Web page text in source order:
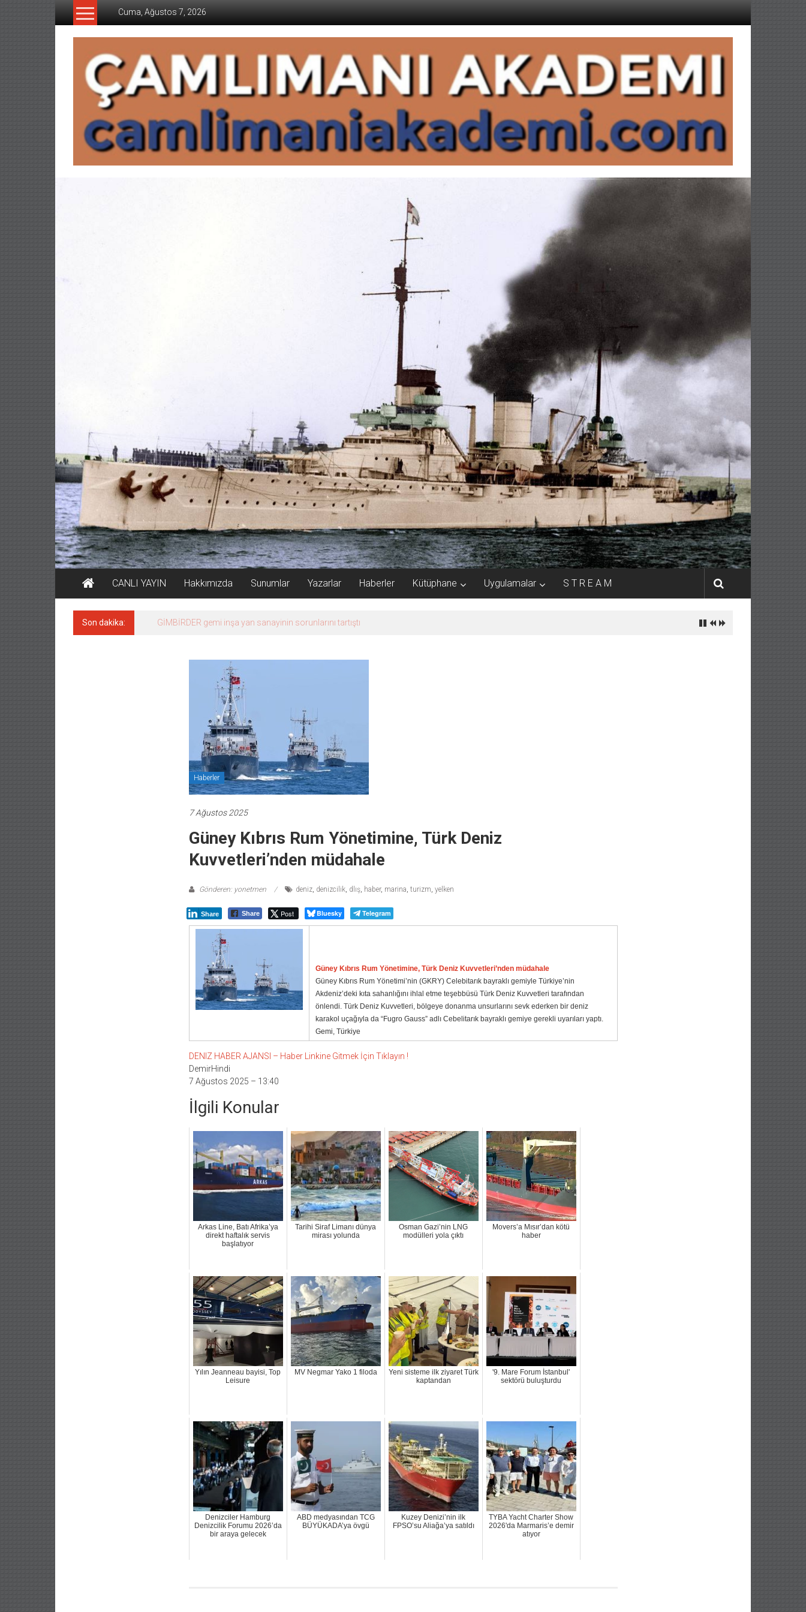
İçeriğe
Cuma, Ağustos 7, 2026
CAMLIMANI
AKADEMI
CANLI YAYIN Hakkımızda Sunumlar Yazarlar Haberler Kütüphane Uygulamalar S T R E A M
Son dakika: 35 milyon TL’lik tekne projesinde karar çıktı
Haberler
7 Ağustos 2025
Güney Kıbrıs Rum Yönetimine, Türk Deniz
Kuvvetleri’nden müdahale
Gönderen: yonetmen deniz, denizcilik, dlış, haber, marina, turizm, yelken
Share Share Post Bluesky Telegram
Güney Kıbrıs Rum Yönetimine, Türk Deniz Kuvvetleri’nden müdahale
Güney Kıbrıs Rum Yönetimi’nin (GKRY) Celebitarık bayraklı gemiyle Türkiye’nin
Akdeniz’deki kıta sahanlığını ihlal etme teşebbüsü Türk Deniz Kuvvetleri tarafından
önlendi. Türk Deniz Kuvvetleri, bölgeye donanma unsurlarını sevk ederken bir deniz
karakol uçağıyla da “Fugro Gauss” adlı Cebelitarık bayraklı gemiye gerekli uyarıları yaptı.
Gemi, Türkiye
DENIZ HABER AJANSI – Haber Linkine Gitmek İçin Tıklayın !
DemirHindi
7 Ağustos 2025 – 13:40
İlgili Konular
Arkas Line, Batı Afrika’ya
direkt haftalık servis
başlatıyor
Tarihi Siraf Limanı dünya
mirası yolunda
Osman Gazi’nin LNG
modülleri yola çıktı
Movers’a Mısır’dan kötü
haber
Yılın Jeanneau bayisi, Top
Leisure
MV Negmar Yako 1 filoda
Yeni sisteme ilk ziyaret Türk
kaptandan
'9. Mare Forum İstanbul'
sektörü buluşturdu
Denizciler Hamburg
Denizcilik Forumu 2026’da
bir araya gelecek
ABD medyasından TCG
BÜYÜKADA’ya övgü
Kuzey Denizi’nin ilk
FPSO’su Aliağa’ya satıldı
TYBA Yacht Charter Show
2026'da Marmaris’e demir
atıyor